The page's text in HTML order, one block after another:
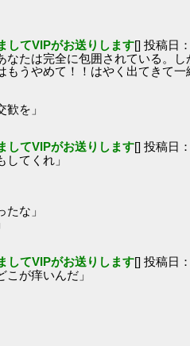
してVIPがお送りします[] 投稿日
なたは完全に包囲されている。
めて！！はやく出てきて一緒
を」
してVIPがお送りします[] 投稿日
てくれ」
な」
してVIPがお送りします[] 投稿日
が痒いんだ」